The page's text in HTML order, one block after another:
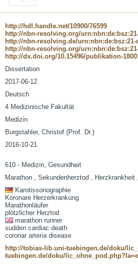
http://hdl.handle.net/10900/76599
http://nbn-resolving.org/
http://nbn-resolving.de/urn:nbn:de:bsz:21-
http://nbn-resolving.org/
http://dx.doi.org/10.15496/publikation-
Dissertation
2017-06-12
Deutsch
4 Medizinische Fakultät
Medizin
Burgstahler, Christof (Prof. Dr.)
2016-10-21
610 - Medizin, Gesundheit
Marathon , Sekundenherztod ,
Karotissonographie
Koronare Herzerkrankung
Marathonläufer
plötzlicher Herztod
marathon runner
sudden cardiac death
coronar arteria disease
http://tobias-lib.uni-tuebingen.de/doku/
tuebingen.de/doku/